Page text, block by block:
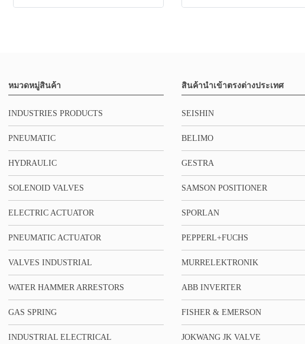
หมวดหมู่สินค้า
INDUSTRIES PRODUCTS
PNEUMATIC
HYDRAULIC
SOLENOID VALVES
ELECTRIC ACTUATOR
PNEUMATIC ACTUATOR
VALVES INDUSTRIAL
WATER HAMMER ARRESTORS
GAS SPRING
INDUSTRIAL ELECTRICAL
สินค้านำเข้าตรงต่างประเทศ
SEISHIN
BELIMO
GESTRA
SAMSON POSITIONER
SPORLAN
PEPPERL+FUCHS
MURRELEKTRONIK
ABB INVERTER
FISHER & EMERSON
JOKWANG JK VALVE